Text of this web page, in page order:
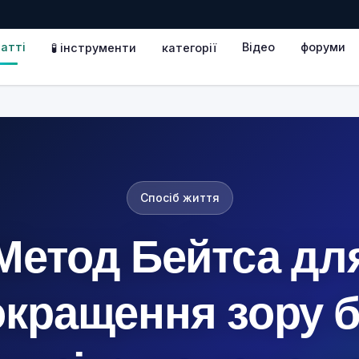
🧪 інструменти категорії Відео форуми
Спосіб життя
Бейтса
зору